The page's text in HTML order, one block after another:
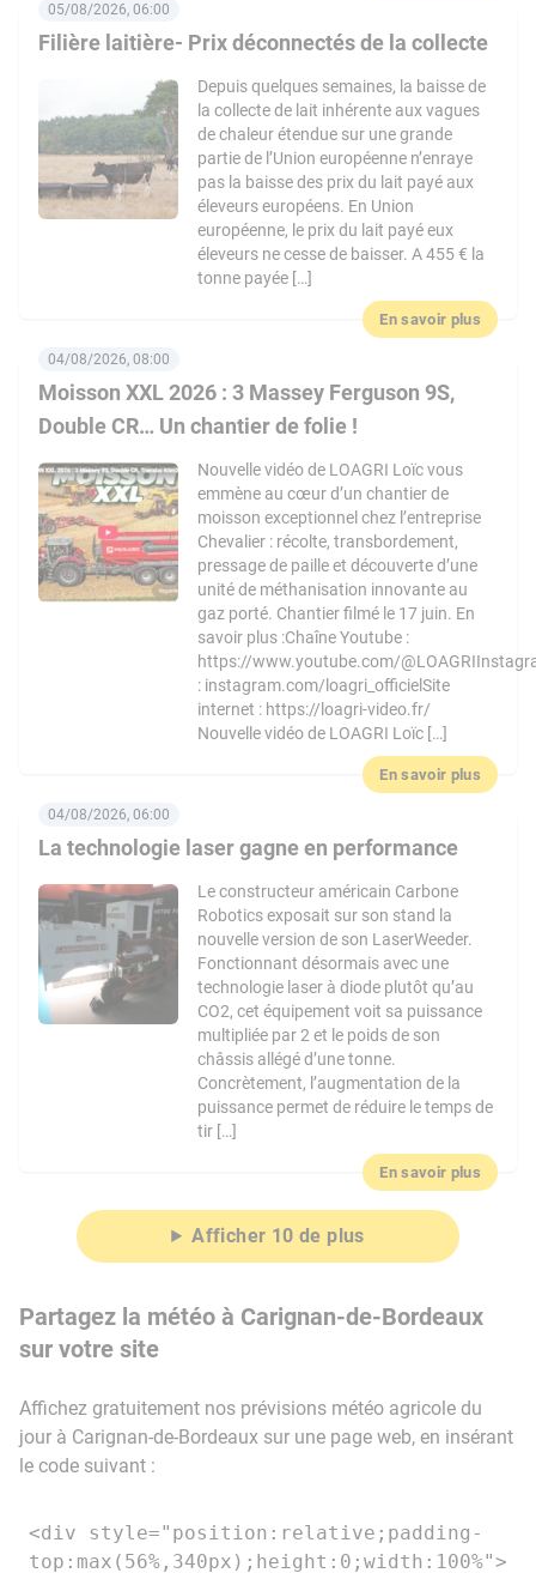
Filière laitière- Prix déconnectés de la collecte
05/08/2026, 06:00
Depuis quelques semaines, la baisse de
la collecte de lait inhérente aux vagues
de chaleur étendue sur une grande
partie de l’Union européenne n’enraye
pas la baisse des prix du lait payé aux
éleveurs européens. En Union
européenne, le prix du lait payé eux
éleveurs ne cesse de baisser. A 455 € la
tonne payée […]
En savoir plus
Moisson XXL 2026 : 3 Massey Ferguson 9S,
Double CR… Un chantier de folie !
04/08/2026, 08:00
Nouvelle vidéo de LOAGRI Loïc vous
emmène au cœur d’un chantier de
moisson exceptionnel chez l’entreprise
Chevalier : récolte, transbordement,
pressage de paille et découverte d’une
unité de méthanisation innovante au
gaz porté. Chantier filmé le 17 juin. En
savoir plus :Chaîne Youtube :
https://www.youtube.com/
: instagram.com/loagri_officielSite
internet : https://loagri-video.fr/
Nouvelle vidéo de LOAGRI Loïc […]
En savoir plus
La technologie laser gagne en performance
04/08/2026, 06:00
Le constructeur américain Carbone
Robotics exposait sur son stand la
nouvelle version de son LaserWeeder.
Fonctionnant désormais avec une
technologie laser à diode plutôt qu’au
CO2, cet équipement voit sa puissance
multipliée par 2 et le poids de son
châssis allégé d’une tonne.
Concrètement, l’augmentation de la
puissance permet de réduire le temps de
tir […]
En savoir plus
Afficher 10 de plus
Partagez la météo à Carignan-de-Bordeaux
sur votre site
Affichez gratuitement nos prévisions météo agricole du
jour à Carignan-de-Bordeaux sur une page web, en insérant
le code suivant :